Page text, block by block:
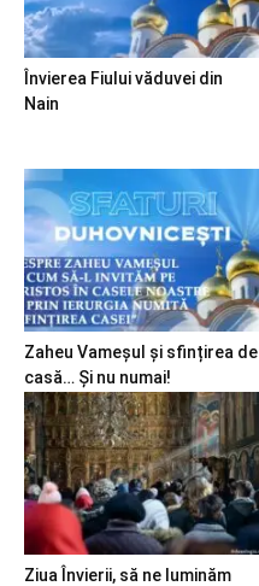
Învierea Fiului văduvei din
Nain
Zaheu Vameșul și sfințirea de
casă… Și nu numai!
Ziua Învierii, să ne luminăm